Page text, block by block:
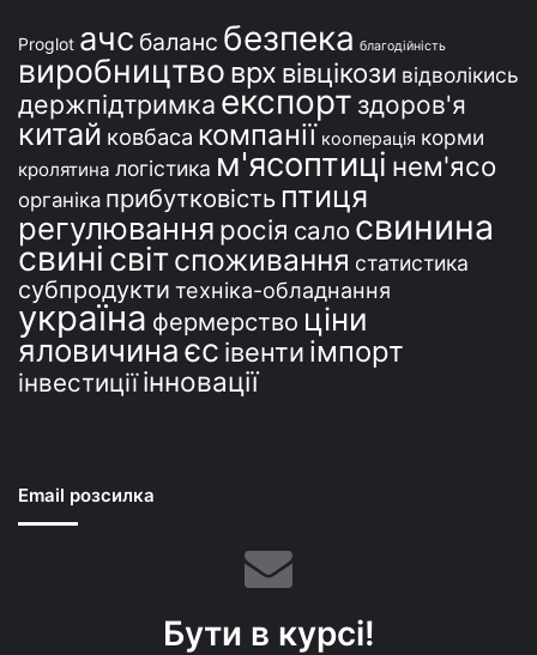
Proglot ачс баланс безпека благодійність
виробництво врх вівцікози відволікись
держпідтримка експорт здоров'я
китай ковбаса компанії кооперація корми
кролятина логістика м'ясоптиці нем'ясо
органіка прибутковість птиця
регулювання росія сало свинина
свині світспоживання статистика
субпродукти техніка-обладнання
україна фермерство ціни
яловичинаєс івенти імпорт
інвестиції інновації
Email розсилка
Бути в курсі!